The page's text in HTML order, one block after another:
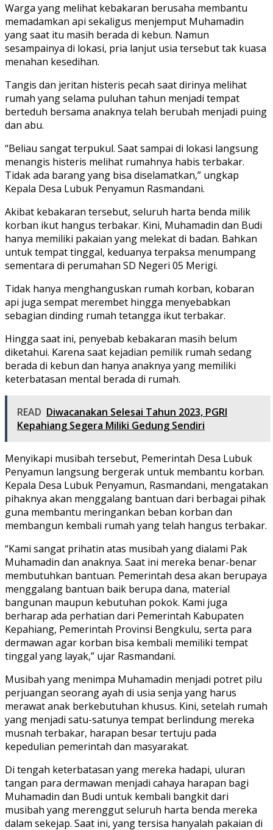
Warga yang melihat kebakaran berusaha membantu
memadamkan api sekaligus menjemput Muhamadin
yang saat itu masih berada di kebun. Namun
sesampainya di lokasi, pria lanjut usia tersebut tak kuasa
menahan kesedihan.
Tangis dan jeritan histeris pecah saat dirinya melihat
rumah yang selama puluhan tahun menjadi tempat
berteduh bersama anaknya telah berubah menjadi puing
dan abu.
“Beliau sangat terpukul. Saat sampai di lokasi langsung
menangis histeris melihat rumahnya habis terbakar.
Tidak ada barang yang bisa diselamatkan,” ungkap
Kepala Desa Lubuk Penyamun Rasmandani.
Akibat kebakaran tersebut, seluruh harta benda milik
korban ikut hangus terbakar. Kini, Muhamadin dan Budi
hanya memiliki pakaian yang melekat di badan. Bahkan
untuk tempat tinggal, keduanya terpaksa menumpang
sementara di perumahan SD Negeri 05 Merigi.
Tidak hanya menghanguskan rumah korban, kobaran
api juga sempat merembet hingga menyebabkan
sebagian dinding rumah tetangga ikut terbakar.
Hingga saat ini, penyebab kebakaran masih belum
diketahui. Karena saat kejadian pemilik rumah sedang
berada di kebun dan hanya anaknya yang memiliki
keterbatasan mental berada di rumah.
READ Diwacanakan Selesai Tahun 2023, PGRI
Kepahiang Segera Miliki Gedung Sendiri
Menyikapi musibah tersebut, Pemerintah Desa Lubuk
Penyamun langsung bergerak untuk membantu korban.
Kepala Desa Lubuk Penyamun, Rasmandani, mengatakan
pihaknya akan menggalang bantuan dari berbagai pihak
guna membantu meringankan beban korban dan
membangun kembali rumah yang telah hangus terbakar.
“Kami sangat prihatin atas musibah yang dialami Pak
Muhamadin dan anaknya. Saat ini mereka benar-benar
membutuhkan bantuan. Pemerintah desa akan berupaya
menggalang bantuan baik berupa dana, material
bangunan maupun kebutuhan pokok. Kami juga
berharap ada perhatian dari Pemerintah Kabupaten
Kepahiang, Pemerintah Provinsi Bengkulu, serta para
dermawan agar korban bisa kembali memiliki tempat
tinggal yang layak,” ujar Rasmandani.
Musibah yang menimpa Muhamadin menjadi potret pilu
perjuangan seorang ayah di usia senja yang harus
merawat anak berkebutuhan khusus. Kini, setelah rumah
yang menjadi satu-satunya tempat berlindung mereka
musnah terbakar, harapan besar tertuju pada
kepedulian pemerintah dan masyarakat.
Di tengah keterbatasan yang mereka hadapi, uluran
tangan para dermawan menjadi cahaya harapan bagi
Muhamadin dan Budi untuk kembali bangkit dari
musibah yang merenggut seluruh harta benda mereka
dalam sekejap. Saat ini, yang tersisa hanyalah pakaian di